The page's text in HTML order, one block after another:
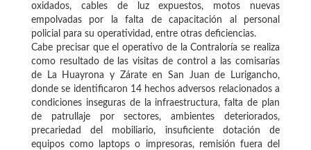
oxidados, cables de luz expuestos, motos nuevas
empolvadas por la falta de capacitación al personal
policial para su operatividad, entre otras deficiencias.
Cabe precisar que el operativo de la Contraloría se realiza
como resultado de las visitas de control a las comisarías
de La Huayrona y Zárate en San Juan de Lurigancho,
donde se identificaron 14 hechos adversos relacionados a
condiciones inseguras de la infraestructura, falta de plan
de patrullaje por sectores, ambientes deteriorados,
precariedad del mobiliario, insuficiente dotación de
equipos como laptops o impresoras, remisión fuera del